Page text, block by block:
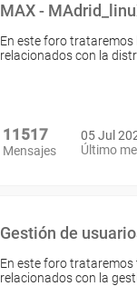
MAX -
En este foro trataremos
relacionados con la
11517
Mensajes
05 Jul
Último
Gestión de
En este foro
relacionados con la